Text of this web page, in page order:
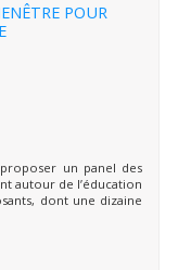
POUR
un panel des
autour de l’éducation
dont une dizaine